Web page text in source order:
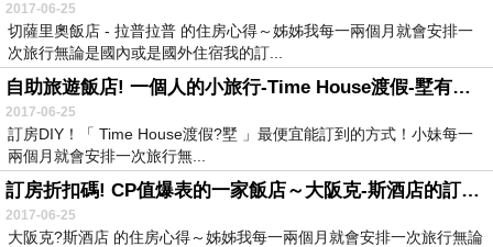
2017-06-25
切薩里奧飯店 - 拉普拉普 的住房心得～姊姊我每一兩個月就會安排一
次旅行無論是國內或是國外住宿我的訂...
自助旅遊飯店! 一個人的小旅行-Time House渡假-墅有什麼優惠
2017-06-25
訂房DIY！「 Time House渡假?墅 」最便宜能訂到的方式！小妹每一
兩個月就會安排一次旅行無...
訂房折扣碼! CP值爆表的一家飯店～大阪克-斯酒店的訂房折扣
2017-06-25
大阪克?斯酒店 的住房心得～姊姊我每一兩個月就會安排一次旅行無論